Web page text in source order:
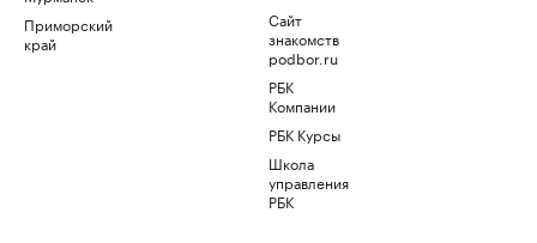
Приморский
край
Сайт
знакомств
podbor.ru
РБК
Компании
РБК Курсы
Школа
управления
РБК